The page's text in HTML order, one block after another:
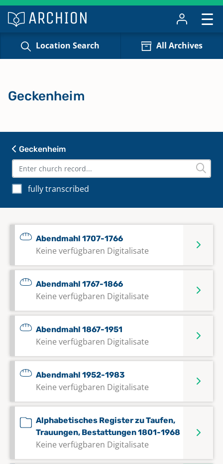
Location Search All Archives
Geckenheim
fully transcribed
Abendmahl 1707-1766
Keine verfügbaren Digitalisate
Abendmahl 1767-1866
Keine verfügbaren Digitalisate
Abendmahl 1867-1951
Keine verfügbaren Digitalisate
Abendmahl 1952-1983
Keine verfügbaren Digitalisate
Alphabetisches Register zu Taufen,
Trauungen, Bestattungen 1801-1968
Keine verfügbaren Digitalisate
Geckenheim